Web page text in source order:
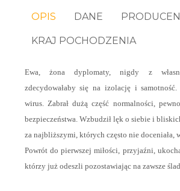
OPIS DANE
KRAJ POCHODZENIA
Ewa, żona dyplomaty, nigdy z
zdecydowałaby się na izolację i
wirus. Zabrał dużą część normalności,
bezpieczeństwa. Wzbudził lęk o siebie i
za najbliższymi, których często nie doceniała,
Powrót do pierwszej miłości, przyjaźni,
którzy już odeszli pozostawiając na zawsze